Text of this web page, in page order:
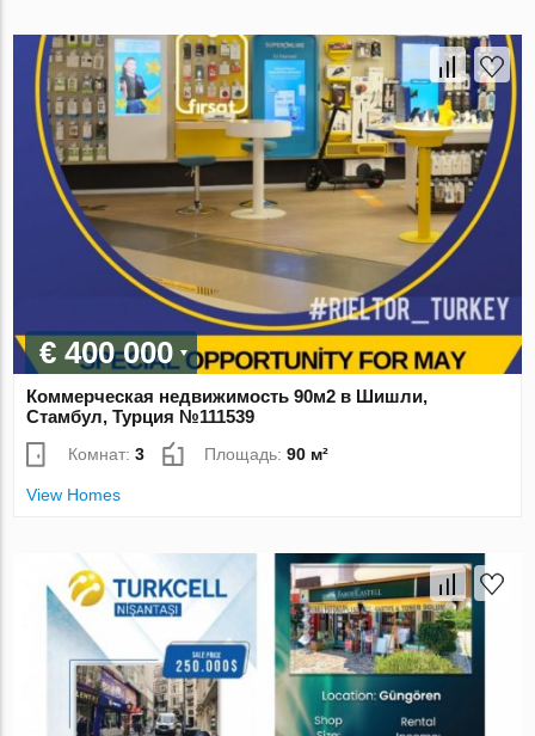
€ 400 000
Коммерческая недвижимость 90м2 в Шишли,
Стамбул, Турция №111539
Комнат:3 Площадь:90 м²
View Homes